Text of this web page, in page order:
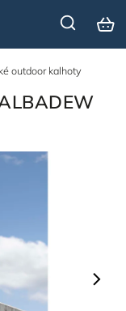
outdoor kalhoty